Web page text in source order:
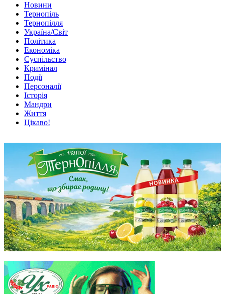
Новини
Тернопіль
Тернопілля
Україна/Світ
Політика
Економіка
Суспільство
Кримінал
Події
Персоналії
Історія
Мандри
Життя
Цікаво!